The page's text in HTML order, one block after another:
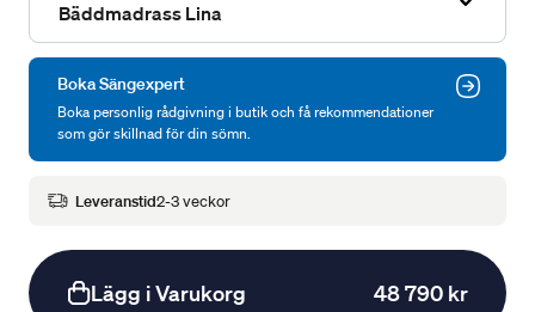
Bäddmadrass Lina
Boka Sängexpert
Boka personlig rådgivning i butik och få rekommendationer
som gör skillnad för din sömn.
Leveranstid2-3 veckor
Lägg i Varukorg 48 790 kr